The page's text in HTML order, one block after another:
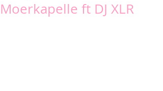
Moerkapelle ft DJ XLR